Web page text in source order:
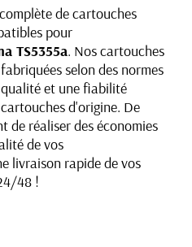
de cartouches
pour
TS5355a. Nos cartouches
selon des normes
et une fiabilité
d'origine. De
de réaliser des économies
de vos
livraison rapide de vos
48 !